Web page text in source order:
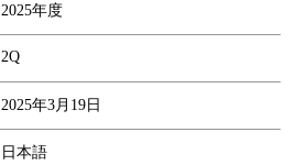
2025年度
2Q
2025年3月19日
日本語